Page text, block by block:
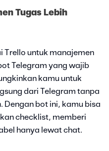
Tugas Lebih
Trello untuk manajemen
Telegram yang wajib
kamu untuk
dari Telegram tanpa
Dengan bot ini, kamu bisa
checklist, memberi
hanya lewat chat.